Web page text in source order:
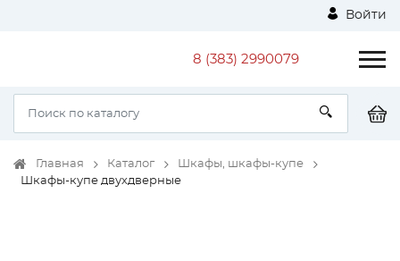
Войти
8 (383) 2990079
Главная Каталог
Шкафы, шкафы-купе
Шкафы-купе двухдверные